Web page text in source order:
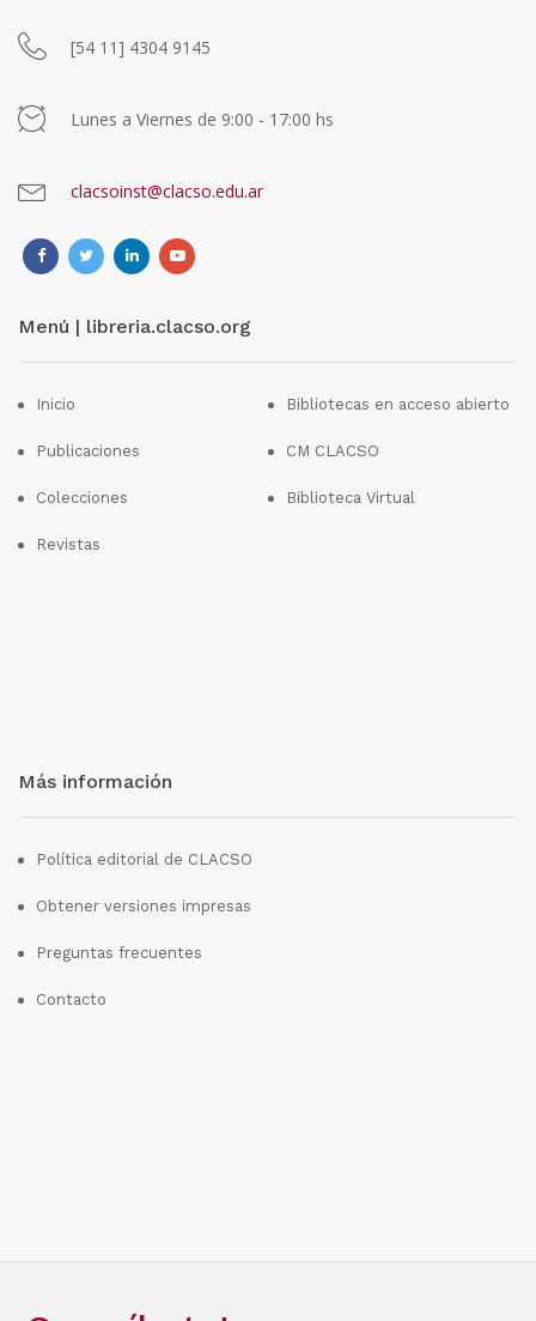
[54 11] 4304 9145
Lunes a Viernes de 9:00 - 17:00 hs
clacsoinst@clacso.edu.ar
Menú | libreria.clacso.org
Inicio
Publicaciones
Colecciones
Revistas
Bibliotecas en acceso abierto
CM CLACSO
Biblioteca Virtual
Más información
Política editorial de CLACSO
Obtener versiones impresas
Preguntas frecuentes
Contacto